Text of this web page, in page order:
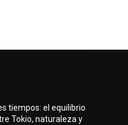
tiempos: el equilibrio
Tokio, naturaleza y